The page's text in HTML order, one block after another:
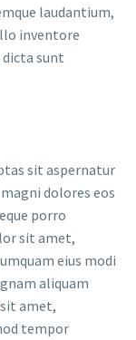
laudantium,
inventore
sunt
sit aspernatur
dolores eos
porro
sit amet,
eius modi
aliquam
amet,
tempor